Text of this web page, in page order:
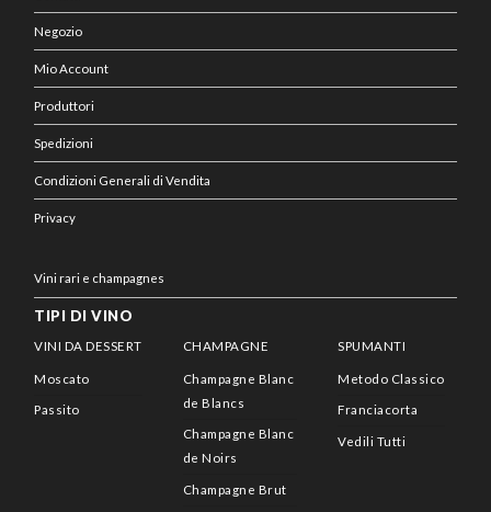
Negozio
Mio Account
Produttori
Spedizioni
Condizioni Generali di Vendita
Privacy
Vini rari e champagnes
TIPI DI VINO
VINI DA DESSERT
Moscato
Passito
CHAMPAGNE
Champagne Blanc
de Blancs
Champagne Blanc
de Noirs
Champagne Brut
SPUMANTI
Metodo Classico
Franciacorta
Vedili Tutti